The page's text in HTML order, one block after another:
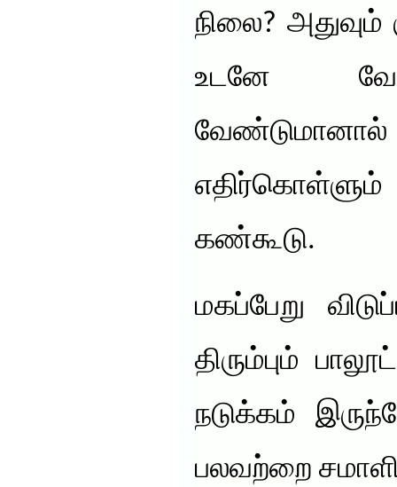
நிலை?
உடனே
கண்கூடு.
மகப்பேறு
திரும்பும்
நடுக்கம்
பலவற்றை